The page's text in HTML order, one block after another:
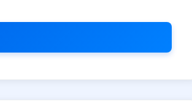
Android PC 其他